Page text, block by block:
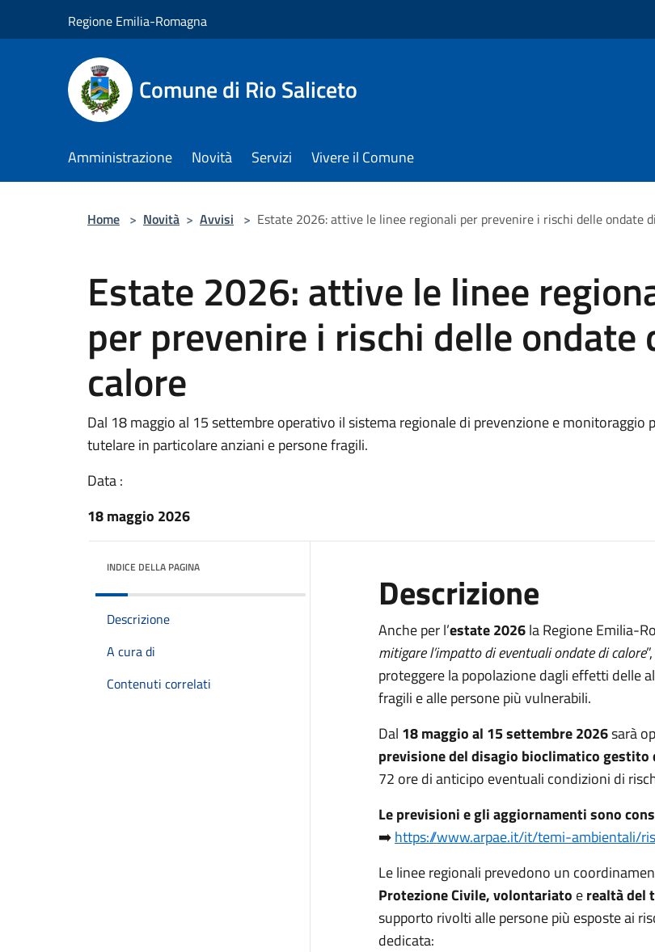
Regione Emilia-Romagna
Comune di Rio Saliceto
Amministrazione Novità Servizi Vivere il Comune
Home > Novità > Avvisi > Estate 2026: attive le linee regionali per prevenire i rischi delle ondate
Estate 2026: attive le linee
per prevenire i rischi delle ondate
calore
Dal 18 maggio al 15 settembre operativo il sistema regionale di prevenzione e monitoraggio
tutelare in particolare anziani e persone fragili.
Data :
18 maggio 2026
INDICE DELLA PAGINA
Descrizione
A cura di
Contenuti correlati
Descrizione
Anche per l’estate 2026la Regione Emilia-
mitigare l’impatto di eventuali ondate di calore
proteggere la popolazione dagli effetti delle
fragili e alle persone più vulnerabili.
Dal 18 maggio al 15 settembre 2026sarà
previsione del disagio bioclimatico gestito
72 ore di anticipo eventuali condizioni di
Le previsioni e gli aggiornamenti sono
➡️https://www.arpae.it/it/temi-ambientali/
Le linee regionali prevedono un
Protezione Civile, volontariato erealtà del
supporto rivolti alle persone più esposte ai
dedicata: